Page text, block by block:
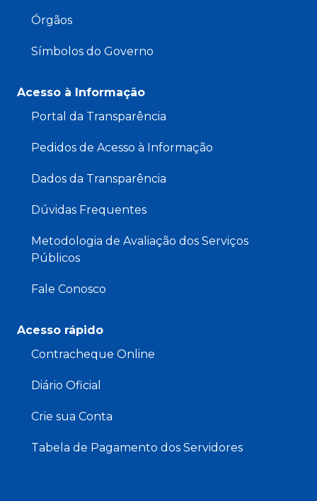
Órgãos
Símbolos do Governo
Acesso à Informação
Portal da Transparência
Pedidos de Acesso à Informação
Dados da Transparência
Dúvidas Frequentes
Metodologia de Avaliação dos Serviços
Públicos
Fale Conosco
Acesso rápido
Contracheque Online
Diário Oficial
Crie sua Conta
Tabela de Pagamento dos Servidores